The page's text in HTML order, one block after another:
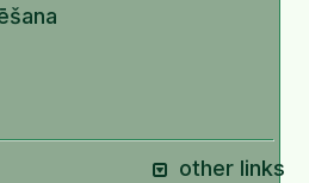
other links